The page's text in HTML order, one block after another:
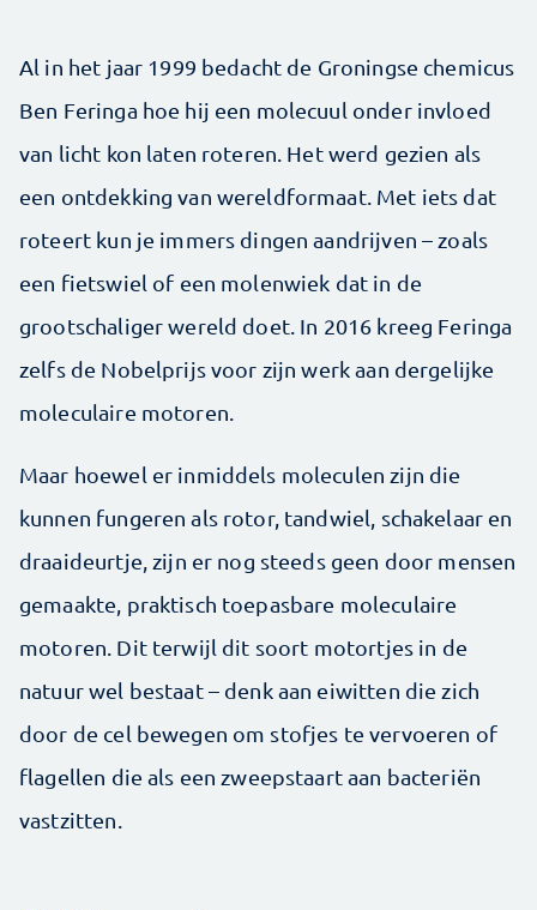
Al in het jaar 1999 bedacht de Groningse chemicus
Ben Feringa hoe hij een molecuul onder invloed
van licht kon laten roteren. Het werd gezien als
een ontdekking van wereldformaat. Met iets dat
roteert kun je immers dingen aandrijven – zoals
een fietswiel of een molenwiek dat in de
grootschaliger wereld doet. In 2016 kreeg Feringa
zelfs de Nobelprijs voor zijn werk aan dergelijke
moleculaire motoren.
Maar hoewel er inmiddels moleculen zijn die
kunnen fungeren als rotor, tandwiel, schakelaar en
draaideurtje, zijn er nog steeds geen door mensen
gemaakte, praktisch toepasbare moleculaire
motoren. Dit terwijl dit soort motortjes in de
natuur wel bestaat – denk aan eiwitten die zich
door de cel bewegen om stofjes te vervoeren of
flagellen die als een zweepstaart aan bacteriën
vastzitten.